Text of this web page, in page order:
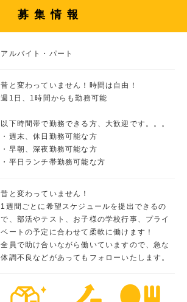
募集情報
アルバイト・パート
昔と変わっていません！時間は自由！
週1日、1時間からも勤務可能
以下時間帯で勤務できる方、大歓迎です。。。
・週末、休日勤務可能な方
・早朝、深夜勤務可能な方
・平日ランチ帯勤務可能な方
昔と変わっていません！
1週間ごとに希望スケジュールを提出できるの
で、部活やテスト、お子様の学校行事、プライ
ベートの予定に合わせて柔軟に働けます！
全員で助け合いながら働いていますので、急な
体調不良などがあってもフォローいたします。